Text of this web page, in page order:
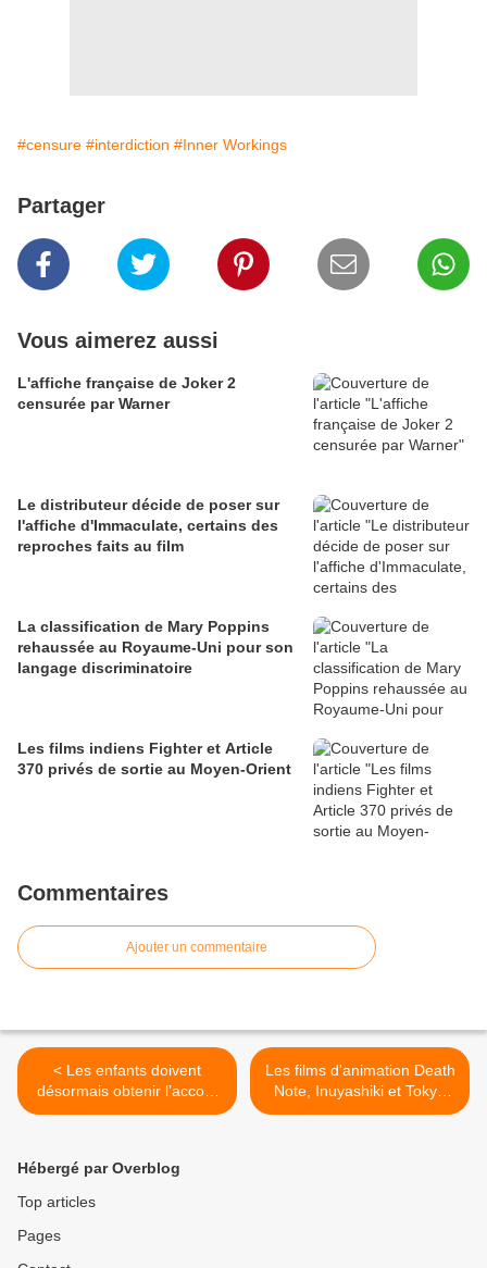
#censure #interdiction #Inner Workings
Partager
Vous aimerez aussi
L'affiche française de Joker 2
censurée par Warner
Le distributeur décide de poser sur
l'affiche d'Immaculate, certains des
reproches faits au film
La classification de Mary Poppins
rehaussée au Royaume-Uni pour son
langage discriminatoire
Les films indiens Fighter et Article
370 privés de sortie au Moyen-Orient
Commentaires
Ajouter un commentaire
< Les enfants doivent
désormais obtenir l’accord
parental pour regarder La
Disney+
Les films d'animation Death
Note, Inuyashiki et Tokyo
Ghoul jugés dangereux
Hébergé par Overblog
Top articles
Pages